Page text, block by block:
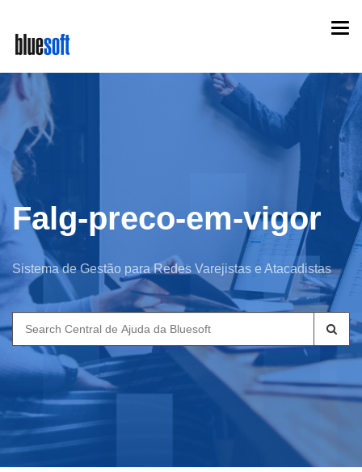
main
content
Falg-preco-em-vigor
Sistema de Gestão para Redes Varejistas e Atacadistas
Search
for: